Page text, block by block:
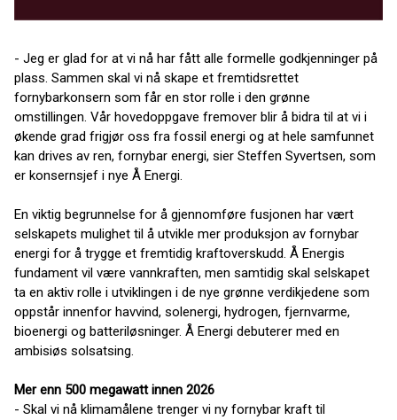
- Jeg er glad for at vi nå har fått alle formelle godkjenninger på
plass. Sammen skal vi nå skape et fremtidsrettet
fornybarkonsern som får en stor rolle i den grønne
omstillingen. Vår hovedoppgave fremover blir å bidra til at vi i
økende grad frigjør oss fra fossil energi og at hele samfunnet
kan drives av ren, fornybar energi, sier Steffen Syvertsen, som
er konsernsjef i nye Å Energi.
En viktig begrunnelse for å gjennomføre fusjonen har vært
selskapets mulighet til å utvikle mer produksjon av fornybar
energi for å trygge et fremtidig kraftoverskudd. Å Energis
fundament vil være vannkraften, men samtidig skal selskapet
ta en aktiv rolle i utviklingen i de nye grønne verdikjedene som
oppstår innenfor havvind, solenergi, hydrogen, fjernvarme,
bioenergi og batteriløsninger. Å Energi debuterer med en
ambisiøs solsatsing.
Mer enn 500 megawatt innen 2026
- Skal vi nå klimamålene trenger vi ny fornybar kraft til